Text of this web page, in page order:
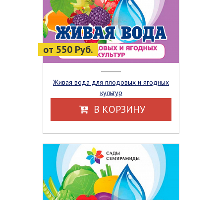
от 550 Руб.
Живая вода для плодовых и ягодных
культур
В КОРЗИНУ